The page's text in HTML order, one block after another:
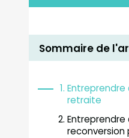
Sommaire de
retraite
Entreprendre
reconversion